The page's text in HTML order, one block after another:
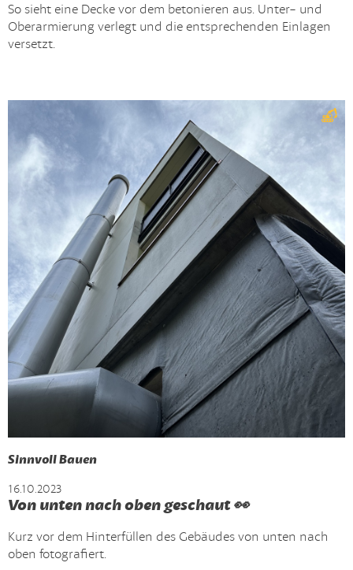
So sieht eine Decke vor dem betonieren aus. Unter- und
Oberarmierung verlegt und die entsprechenden Einlagen
versetzt.
Sinnvoll Bauen
16.10.2023
Von unten nach oben geschaut 👀
Kurz vor dem Hinterfüllen des Gebäudes von unten nach
oben fotografiert.